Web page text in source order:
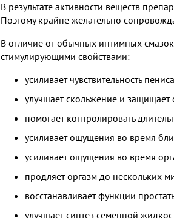
В результате активности веществ
Поэтому крайне желательно
В отличие от обычных интимных
стимулирующими свойствами:
усиливает чувствительность
улучшает скольжение и
помогает контролировать
усиливает ощущения во время
усиливает ощущения во время
продляет оргазм до нескольких
восстанавливает функции
улучшает синтез семенной